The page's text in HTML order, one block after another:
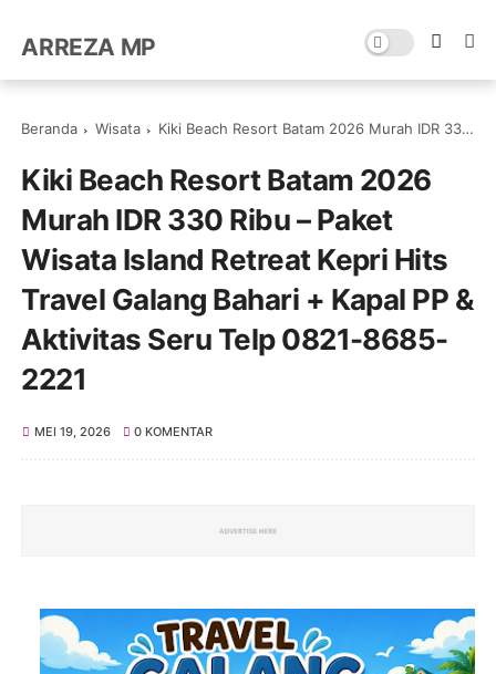
ARREZA MP
Beranda Wisata Kiki Beach Resort Batam 2026 Murah IDR 330 Ribu – Paket Wisata Island Retreat Kepri Hits Travel Galang Bahari + Kapal PP & Aktivitas Seru Telp 0821-8685-2221
Kiki Beach Resort Batam 2026
Murah IDR 330 Ribu – Paket
Wisata Island Retreat Kepri Hits
Travel Galang Bahari + Kapal PP &
Aktivitas Seru Telp 0821-8685-
2221
MEI 19, 2026 0 KOMENTAR